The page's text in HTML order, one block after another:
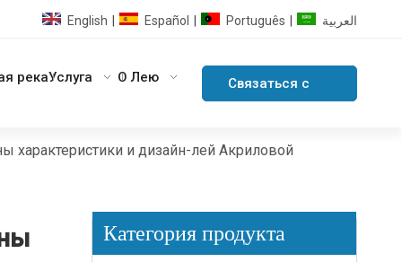
English Español Português العربية
рекаУслуга О Лею Связаться с
характеристики и дизайн-лей Акриловой
Категория продукта